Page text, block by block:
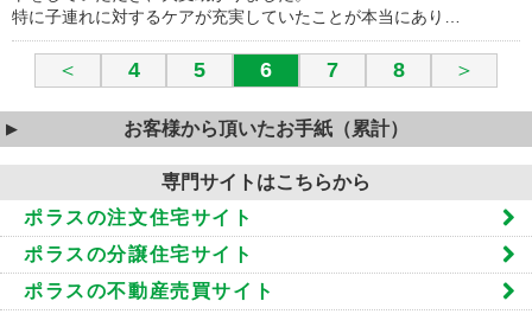
特に子連れに対するケアが充実していたことが本当にあり…
＜ 4 5 6 7 8 ＞
お客様から頂いたお手紙（累計）
専門サイトはこちらから
ポラスの注文住宅サイト
ポラスの分譲住宅サイト
ポラスの不動産売買サイト